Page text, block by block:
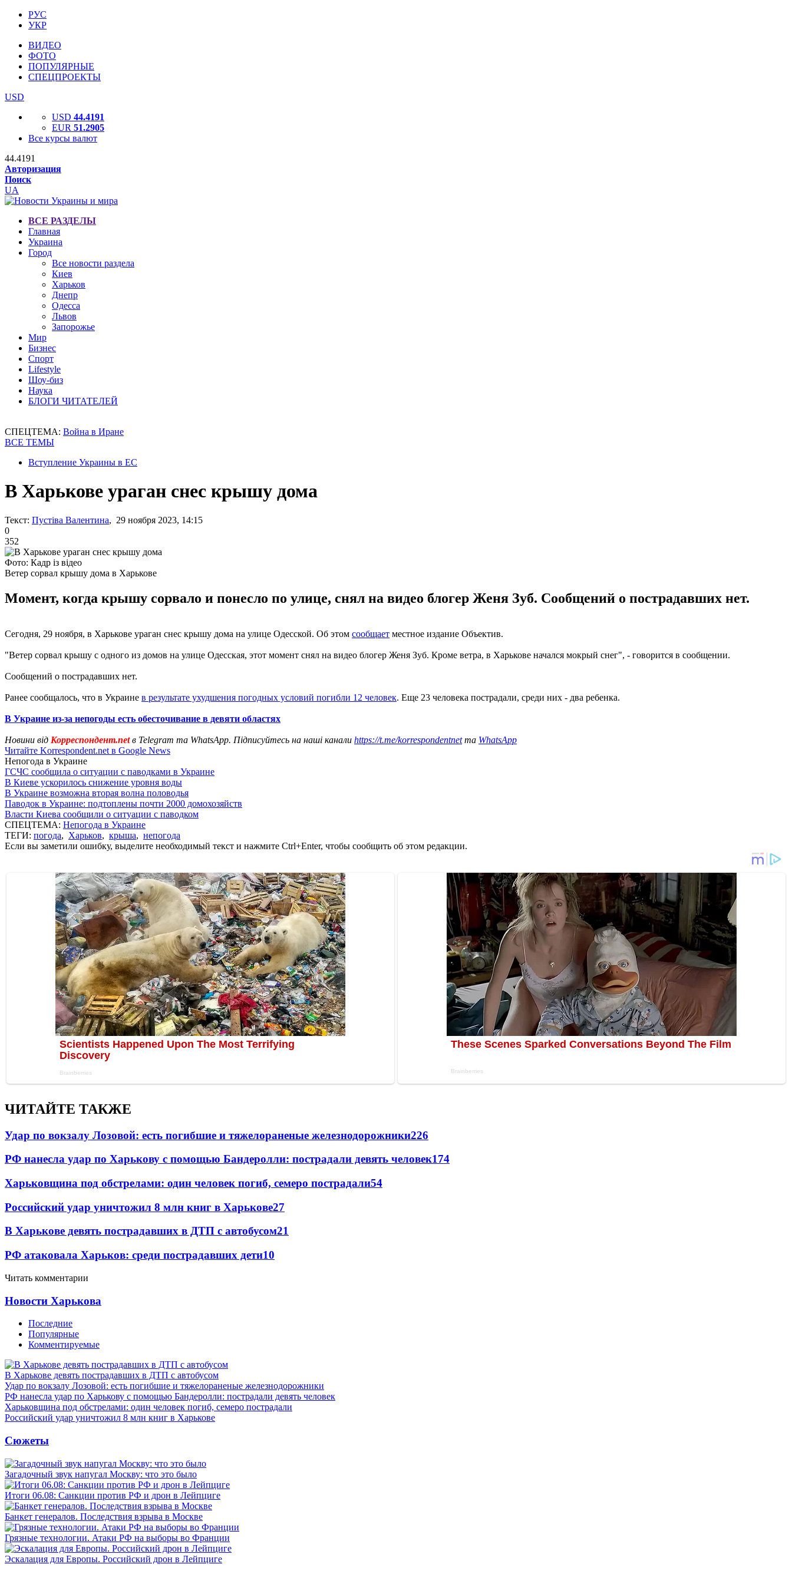
РУС
УКР
ВИДЕО
ФОТО
ПОПУЛЯРНЫЕ
СПЕЦПРОЕКТЫ
USD
USD 44.4191
EUR 51.2905
Все курсы валют
44.4191
Авторизация
Поиск
UA
ВСЕ РАЗДЕЛЫ
Главная
Украина
Город
Все новости раздела
Киев
Харьков
Днепр
Одесса
Львов
Запорожье
Мир
Бизнес
Спорт
Lifestyle
Шоу-биз
Наука
БЛОГИ ЧИТАТЕЛЕЙ
СПЕЦТЕМА: Война в Иране
ВСЕ ТЕМЫ
Вступление Украины в ЕС
В Харькове ураган снес крышу дома
Текст: Пустіва Валентина, 29 ноября 2023, 14:15
0
352
Фото: Кадр із відео
Ветер сорвал крышу дома в Харькове
Момент, когда крышу сорвало и понесло по улице, снял на видео блогер Женя Зуб. Сообщений о пострадавших нет.
Сегодня, 29 ноября, в Харькове ураган снес крышу дома на улице Одесской. Об этом сообщает местное издание Объектив.
"Ветер сорвал крышу с одного из домов на улице Одесская, этот момент снял на видео блогер Женя Зуб. Кроме ветра, в Харькове начался мокрый снег", - говорится в сообщении.
Сообщений о пострадавших нет.
Ранее сообщалось, что в Украине в результате ухудшения погодных условий погибли 12 человек. Еще 23 человека пострадали, среди них - два ребенка.
В Украине из-за непогоды есть обесточивание в девяти областях
Новини від Корреспондент.netв Telegram та WhatsApp. Підписуйтесь на наші канали https://t.me/korrespondentnetта WhatsApp
Читайте Korrespondent.net в Google News
Непогода в Украине
ГСЧС сообщила о ситуации с паводками в Украине
В Киеве ускорилось снижение уровня воды
В Украине возможна вторая волна половодья
Паводок в Украине: подтоплены почти 2000 домохозяйств
Власти Киева сообщили о ситуации с паводком
СПЕЦТЕМА: Непогода в Украине
ТЕГИ: погода, Харьков, крыша, непогода
Если вы заметили ошибку, выделите необходимый текст и нажмите Ctrl+Enter, чтобы сообщить об этом редакции.
ЧИТАЙТЕ ТАКЖЕ
Удар по вокзалу Лозовой: есть погибшие и тяжелораненые железнодорожники226
РФ нанесла удар по Харькову с помощью Бандеролли: пострадали девять человек174
Харьковщина под обстрелами: один человек погиб, семеро пострадали54
Российский удар уничтожил 8 млн книг в Харькове27
В Харькове девять пострадавших в ДТП с автобусом21
РФ атаковала Харьков: среди пострадавших дети10
Читать комментарии
Новости Харькова
Последние
Популярные
Комментируемые
В Харькове девять пострадавших в ДТП с автобусом
Удар по вокзалу Лозовой: есть погибшие и тяжелораненые железнодорожники
РФ нанесла удар по Харькову с помощью Бандеролли: пострадали девять человек
Харьковщина под обстрелами: один человек погиб, семеро пострадали
Российский удар уничтожил 8 млн книг в Харькове
Сюжеты
Загадочный звук напугал Москву: что это было
Итоги 06.08: Санкции против РФ и дрон в Лейпциге
Банкет генералов. Последствия взрыва в Москве
Грязные технологии. Атаки РФ на выборы во Франции
Эскалация для Европы. Российский дрон в Лейпциге